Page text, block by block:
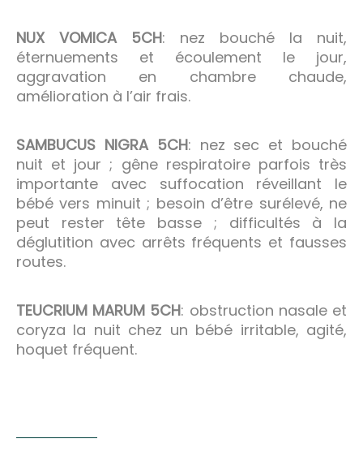
NUX VOMICA 5CH: nez bouché la nuit,
éternuements et écoulement le jour,
aggravation en chambre chaude,
amélioration à l’air frais.
SAMBUCUS NIGRA 5CH: nez sec et bouché
nuit et jour ; gêne respiratoire parfois très
importante avec suffocation réveillant le
bébé vers minuit ; besoin d’être surélevé, ne
peut rester tête basse ; difficultés à la
déglutition avec arrêts fréquents et fausses
routes.
TEUCRIUM MARUM 5CH: obstruction nasale et
coryza la nuit chez un bébé irritable, agité,
hoquet fréquent.